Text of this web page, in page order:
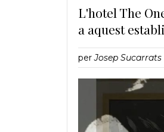
L'hotel The
a aquest
perJosep Sucarrats